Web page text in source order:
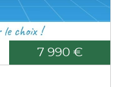
7 990 €